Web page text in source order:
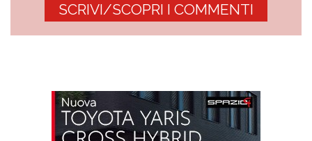
SCRIVI/SCOPRI I COMMENTI